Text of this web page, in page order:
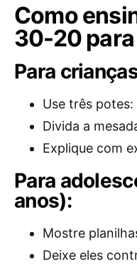
Como
30-20
Para
Use três
Divida a
Explique com
Para
anos):
Mostre
Deixe eles